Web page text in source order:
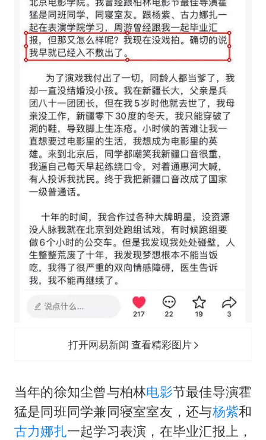
打开网易新闻 查看精彩图片
当年的徐知尘曾与柏林电影节最佳导演霍
猛是同班同学兼同寝室室友，还与杨紫和
古力娜扎一起学习表演，在毕业汇报上，